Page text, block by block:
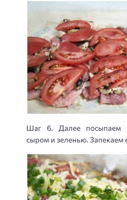
Шаг 6. Далее посыпаем
сыром и зеленью. Запекаем